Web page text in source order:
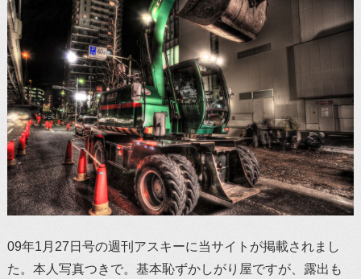
09年1月27日号の週刊アスキーに当サイトが掲載されまし
た。本人写真つきで。基本恥ずかしがり屋ですが、露出も